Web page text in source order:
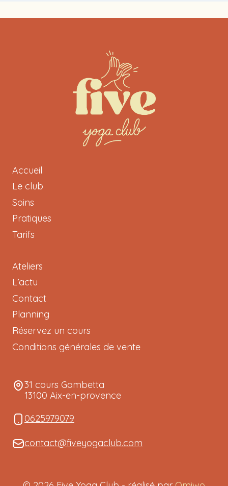
Accueil
Le club
Soins
Pratiques
Tarifs
Ateliers
L’actu
Contact
Planning
Réservez un cours
Conditions générales de vente
31 cours Gambetta
13100 Aix-en-provence
0625979079
contact@fiveyogaclub.com